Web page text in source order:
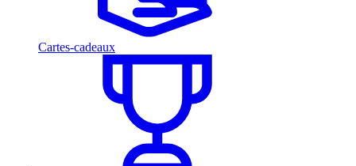
Cartes-cadeaux